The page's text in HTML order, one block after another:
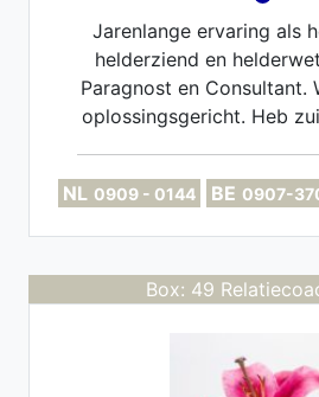
Jarenlange ervaring als
helderziend en
Paragnost en Consultant.
oplossingsgericht. Heb
kracht. Ik luister,
juiste beslissingen
NL 0909 - 0144 BE 0907-
Box: 49